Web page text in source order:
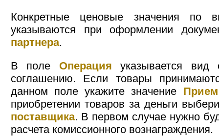
Конкретные ценовые значения по
указываются при оформлении
партнера.
В поле Операция указывается вид
соглашению. Если товары
данном поле укажите значение
приобретении товаров за деньги
поставщика. В первом случае нужно
расчета комиссионного вознаграждения.